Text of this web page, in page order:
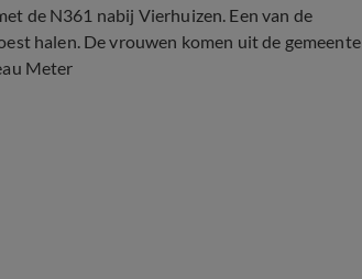
de N361 nabij Vierhuizen. Een van de
halen. De vrouwen komen uit de gemeente
Meter